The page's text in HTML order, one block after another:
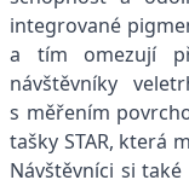
integrované
a tím omezují
návštěvníky
s měřením
tašky STAR, která
Návštěvníci si